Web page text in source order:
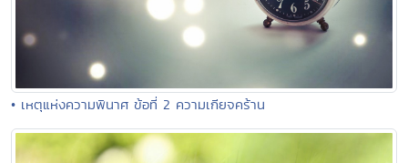
• เหตุแห่งความพินาศ ข้อที่ 2 ความเกียจคร้าน